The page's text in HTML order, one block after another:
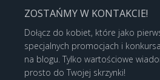
ZOSTAŃMY W KONTAKCIE!
Dołącz do kobiet, które jako
specjalnych promocjach i
na blogu. Tylko wartościowe
prosto do Twojej skrzynki!